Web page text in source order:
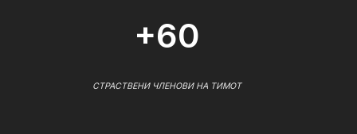
+60
СТРАСТВЕНИ ЧЛЕНОВИ НА ТИМОТ